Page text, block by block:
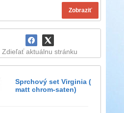
Zobraziť
Zdieľať aktuálnu stránku
Sprchový set Virginia (
matt chrom-saten)